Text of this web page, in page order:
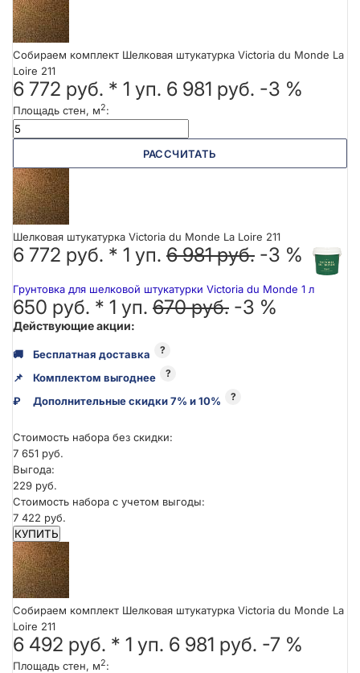
Собираем комплект Шелковая штукатурка Victoria du Monde La
Loire 211
6 772 руб. * 1 уп. 6 981 руб. -3 %
Площадь стен, м2:
РАССЧИТАТЬ
Шелковая штукатурка Victoria du Monde La Loire 211
6 772 руб. * 1 уп. 6 981 руб. -3 %
Грунтовка для шелковой штукатурки Victoria du Monde 1 л
650 руб. * 1 уп. 670 руб. -3 %
Действующие акции:
🚚 Бесплатная доставка ?
📌 Комплектом выгоднее ?
₽ Дополнительные скидки 7% и 10% ?
Стоимость набора без скидки:
7 651 руб.
Выгода:
229 руб.
Стоимость набора с учетом выгоды:
7 422 руб.
КУПИТЬ
Собираем комплект Шелковая штукатурка Victoria du Monde La
Loire 211
6 492 руб. * 1 уп. 6 981 руб. -7 %
Площадь стен, м2: